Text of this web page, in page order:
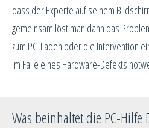
dass der Experte auf seinem
gemeinsam löst man dann das
zum PC-Laden oder die Intervention
im Falle eines Hardware-Defekts
Was beinhaltet die PC-Hilfe